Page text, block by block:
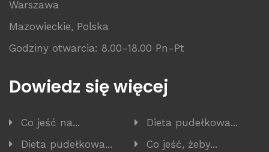
Warszawa
Mazowieckie, Polska
Godziny otwarcia: 8.00-18.00 Pn-Pt
Dowiedz się więcej
Co jeść na...
Dieta pudełkowa...
Dieta pudełkowa...
Co jeść, żeby...